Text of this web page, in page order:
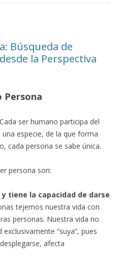
Búsqueda de
la Perspectiva
Persona
ser humano participa del
especie, de la que forma
cada persona se sabe única.
persona son:
tiene la capacidad de darse
tejemos nuestra vida con
personas. Nuestra vida no
“suya”, pues
afecta